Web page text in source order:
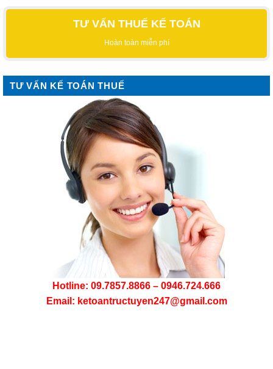
TƯ VẤN THUẾ KẾ TOÁN
Hoàn toàn miễn phí
TƯ VẤN KẾ TOÁN THUẾ
Hotline: 09.7857.8866 – 0946.724.666
Email: ketoantructuyen247@gmail.com